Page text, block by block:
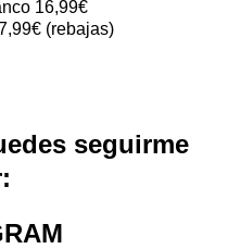
16,99€
(rebajas)
seguirme